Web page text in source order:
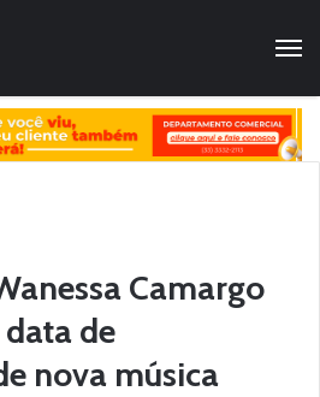
Camargo
de
nova música